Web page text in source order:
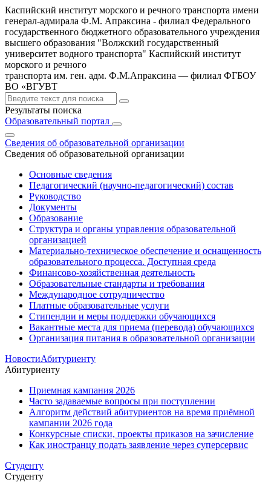
Каспийский институт морского и речного транспорта имени
генерал-адмирала Ф.М. Апраксина - филиал Федерального
государственного бюджетного образовательного учреждения
высшего образования "Волжский государственный
университет водного транспорта" Каспийский институт
морского и речного
транспорта им. ген. адм. Ф.М.Апраксина — филиал ФГБОУ
ВО «ВГУВТ
Результаты поиска
Образовательный портал
Сведения об образовательной организации
Сведения об образовательной организации
Основные сведения
Педагогический (научно-педагогический) состав
Руководство
Документы
Образование
Структура и органы управления образовательной
организацией
Материально-техническое обеспечение и оснащенность
образовательного процесса. Доступная среда
Финансово-хозяйственная деятельность
Образовательные стандарты и требования
Международное сотрудничество
Платные образовательные услуги
Стипендии и меры поддержки обучающихся
Вакантные места для приема (перевода) обучающихся
Организация питания в образовательной организации
НовостиАбитуриенту
Абитуриенту
Приемная кампания 2026
Часто задаваемые вопросы при поступлении
Алгоритм действий абитуриентов на время приёмной
кампании 2026 года
Конкурсные списки, проекты приказов на зачисление
Как иностранцу подать заявление через суперсервис
Студенту
Студенту